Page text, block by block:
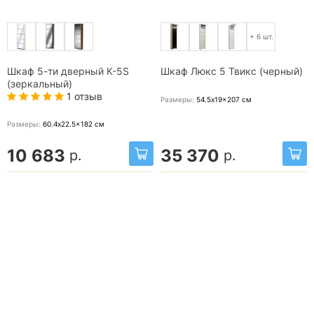
Шкаф 5-ти дверный К-5S
(зеркальный)
1 отзыв
Размеры: 60.4x22.5x182 см
10 683 р.
+ 6 шт.
Шкаф Люкс 5 Твикс (черный)
Размеры: 54.5x19x207 см
35 370 р.